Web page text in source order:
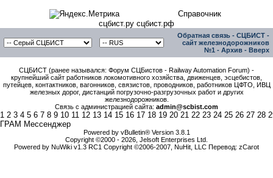
Справочник
сцбист.ру сцбист.рф
Обратная связь - СЦБИСТ -
сайт железнодорожников
№1 - Архив - Вверх
СЦБИСТ (ранее назывался: Форум СЦБистов - Railway Automation Forum) -
крупнейший сайт работников локомотивного хозяйства, движенцев, эсцебистов,
путейцев, контактников, вагонников, связистов, проводников, работников ЦФТО, ИВЦ
железных дорог, дистанций погрузочно-разгрузочных работ и других
железнодорожников.
Связь с администрацией сайта: admin@scbist.com
1 2 3 4 5 6 7 8 9 10 11 12 13 14 15 16 17 18 19 20 21 22 23 24 25 26 27 28
ГРАМ Мессенджер
Powered by vBulletin® Version 3.8.1
Copyright ©2000 - 2026, Jelsoft Enterprises Ltd.
Powered by NuWiki v1.3 RC1 Copyright ©2006-2007, NuHit, LLC Перевод: zCarot